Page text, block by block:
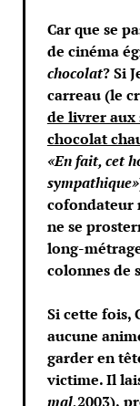
Car que se
de cinéma
chocolat? Si
carreau (le
de livrer aux
chocolat
«En fait, cet
sympathique»
cofondateur
ne se
long-
colonnes de
Si cette fois,
aucune
garder en
victime. Il
mal,2003),